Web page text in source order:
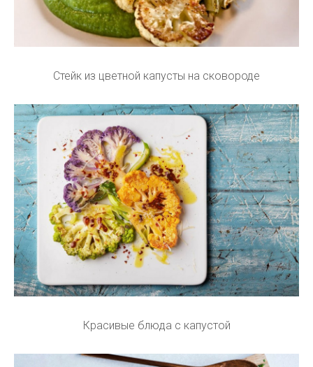
Стейк из цветной капусты на сковороде
Красивые блюда с капустой